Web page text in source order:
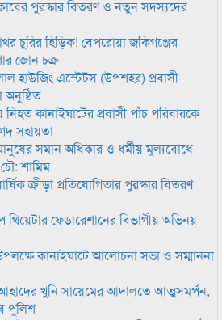
পুরস্কার বিতরণ ও নতুন সদস্যদের
চুরির হিড়িক! বেপরোয়া জকিগঞ্জের
জোন চক্র
হাউজিং এস্টেটস (উপশহর) প্রবাসী
কানাইঘাটের প্রবাসী পাঁচ পরিবারকে
সহায়তা
সমান অধিকার ও ধর্মীয় মুল্যবোধে
শামিম
ক্রীড়া প্রতিযোগিতার পুরস্কার বিতরণ
থিয়েটার ফেডারেশানের বিভাগীয় অভিনয়
কানাইঘাটে আলোচনা সভা ও সম্মাননা
খুনি সায়েমের আদালতে আত্মসমর্পন,
পুলিশ